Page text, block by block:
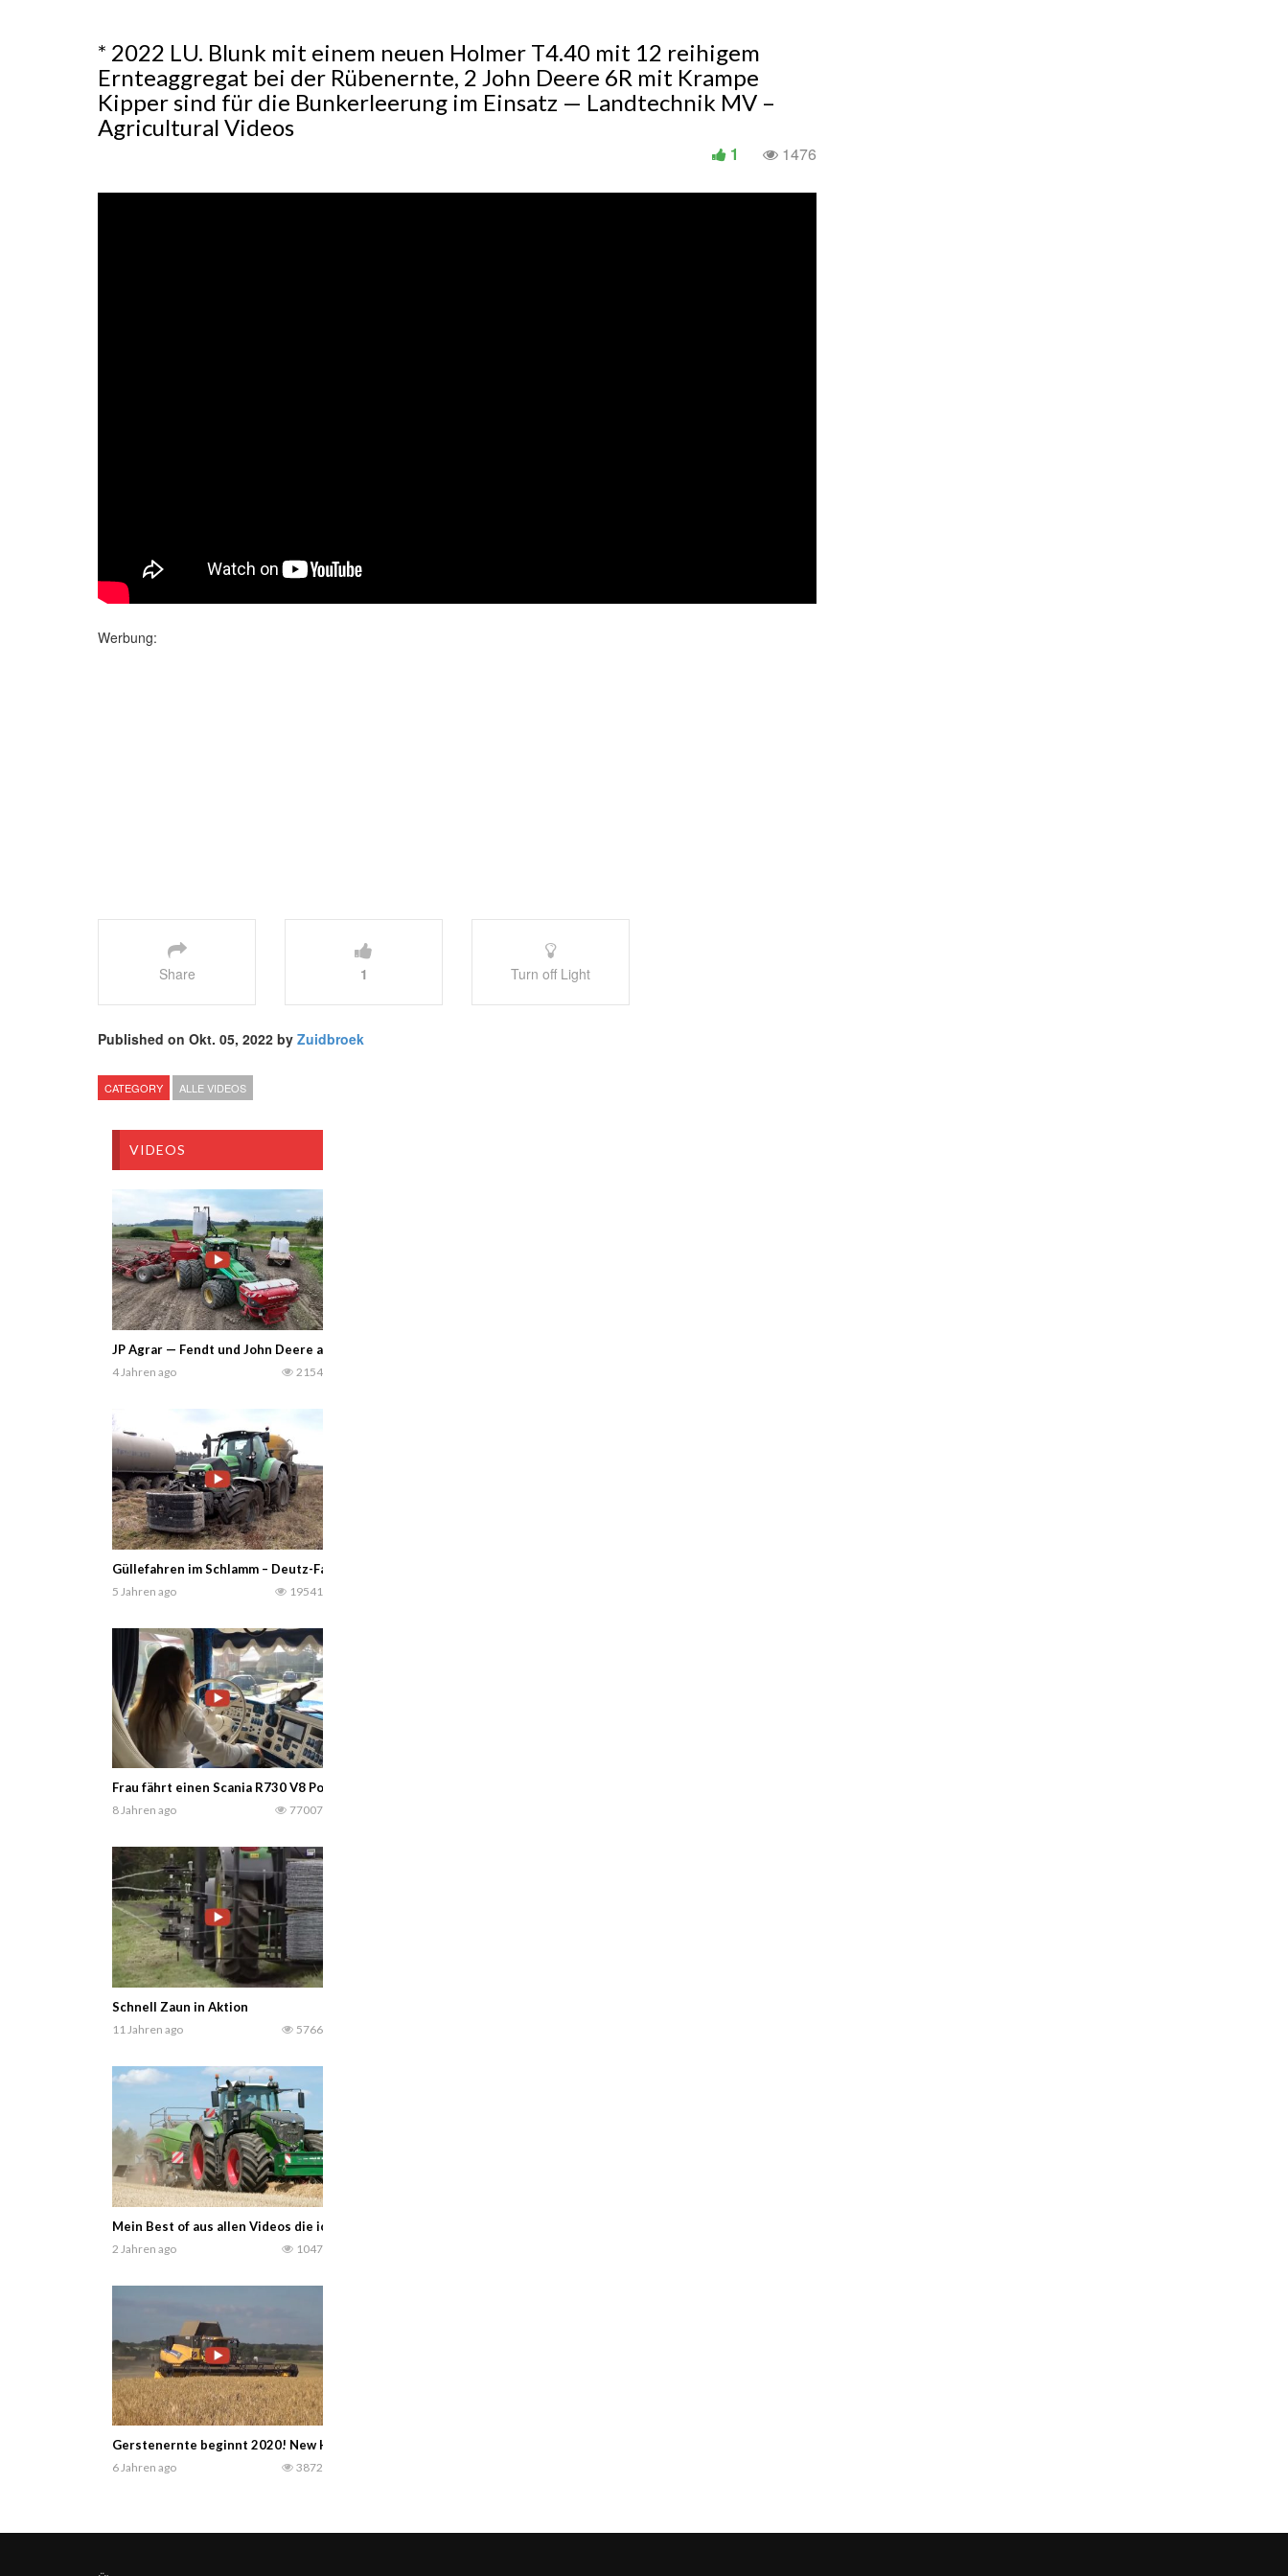
* 2022 LU. Blunk mit einem neuen Holmer T4.40 mit 12 reihigem
Ernteaggregat bei der Rübenernte, 2 John Deere 6R mit Krampe
Kipper sind für die Bunkerleerung im Einsatz — Landtechnik MV –
Agricultural Videos
1476
1
Werbung:
Share 1 Turn off Light
Published on Okt. 05, 2022 by Zuidbroek
CATEGORY ALLE VIDEOS
VIDEOS
JP Agrar — Fendt und John Deere auf Drillingen und Mais in Dänemark! — Weizen Aussaat 2022 Extrem
4 Jahren ago 2154
Güllefahren im Schlamm – Deutz-Fahr Agrotron 7250 TTV, X710, X720
5 Jahren ago 19541
Frau fährt einen Scania R730 V8 Power (Sound!) Toni Trucker
8 Jahren ago 77007
Schnell Zaun in Aktion
11 Jahren ago 5766
Mein Best of aus allen Videos die ich 2024 gedreht habe — Stefan Lübke
2 Jahren ago 1047
Gerstenernte beginnt 2020! New Holland CR9090 in Frankreich
6 Jahren ago 3872